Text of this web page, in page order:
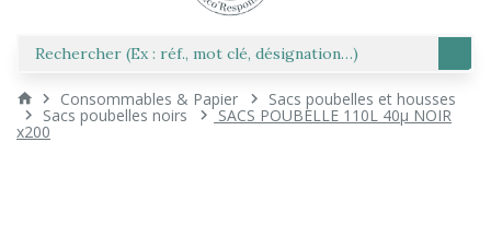
Consommables & Papier Sacs poubelles et housses
Sacs poubelles noirs SACS POUBELLE 110L 40µ NOIR
x200